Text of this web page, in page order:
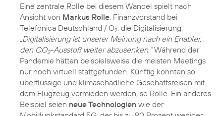
Eine zentrale Rolle bei diesem Wandel spielt nach
Ansicht von Markus Rolle, Finanzvorstand bei
Telefónica Deutschland / O2, die Digitalisierung.
„Digitalisierung ist unserer Meinung nach ein Enabler,
den CO2-Ausstoß weiter abzusenken.“Während der
Pandemie hätten beispielsweise die meisten Meetings
nur noch virtuell stattgefunden. Künftig könnten so
überflüssige und klimaschädliche Geschäftsreisen mit
dem Flugzeug vermieden werden, so Rolle. Ein anderes
Beispiel seien neue Technologien wie der